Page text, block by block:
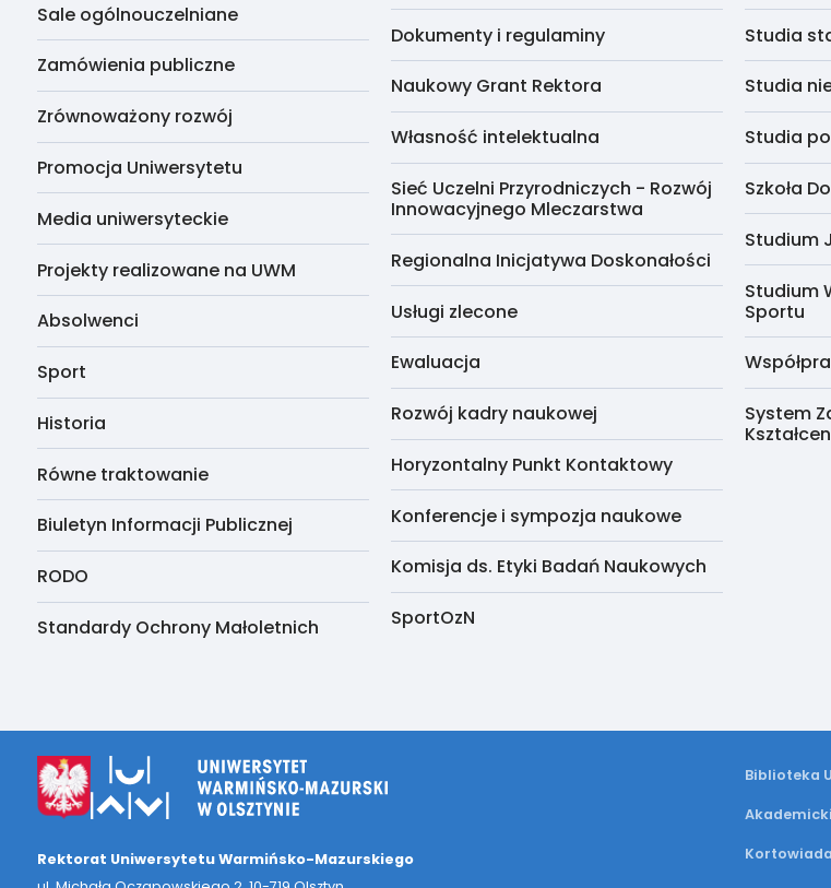
Sale ogólnouczelniane
Zamówienia publiczne
Zrównoważony rozwój
Promocja Uniwersytetu
Media uniwersyteckie
Projekty realizowane na UWM
Absolwenci
Sport
Historia
Równe traktowanie
Biuletyn Informacji Publicznej
RODO
Standardy Ochrony Małoletnich
Dokumenty i regulaminy
Naukowy Grant Rektora
Własność intelektualna
Sieć Uczelni Przyrodniczych - Rozwój
Innowacyjnego Mleczarstwa
Regionalna Inicjatywa Doskonałości
Usługi zlecone
Ewaluacja
Rozwój kadry naukowej
Horyzontalny Punkt Kontaktowy
Konferencje i sympozja naukowe
Komisja ds. Etyki Badań Naukowych
SportOzN
Studia
Studia
Studia
Szkoła
Studium
Studium
Sportu
System
Rektorat Uniwersytetu Warmińsko-Mazurskiego
Biblioteka